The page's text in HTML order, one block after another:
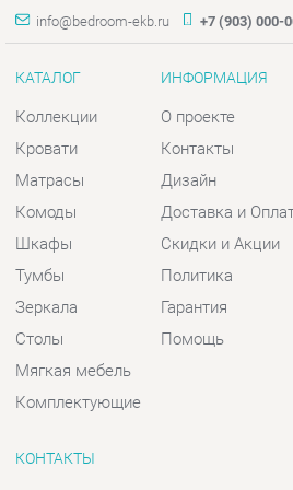
Матрасы
Комоды
Шкафы
Тумбы
Зеркала
Дизайн
Доставка и Оплата
Скидки и Акции
Политика
Гарантия
КОНТАКТЫ
Шоурум и склад самовывоза
Базовый, 47
Телефон: +7 (903) 000-00-00